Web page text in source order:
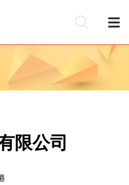
限公司